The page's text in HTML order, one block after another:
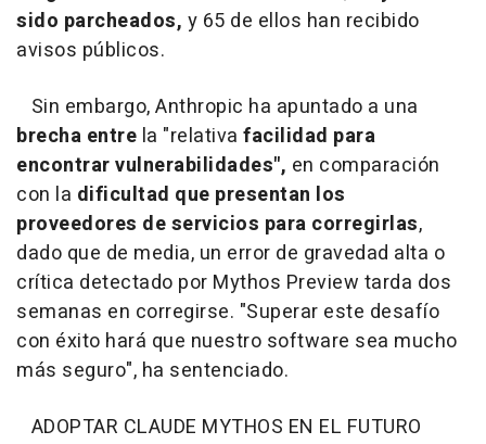
sido parcheados, y 65 de ellos han recibido
avisos públicos.
Sin embargo, Anthropic ha apuntado a una
brecha entre la "relativa facilidad para
encontrar vulnerabilidades", en comparación
con la dificultad que presentan los
proveedores de servicios para corregirlas,
dado que de media, un error de gravedad alta o
crítica detectado por Mythos Preview tarda dos
semanas en corregirse. "Superar este desafío
con éxito hará que nuestro software sea mucho
más seguro", ha sentenciado.
ADOPTAR CLAUDE MYTHOS EN EL FUTURO